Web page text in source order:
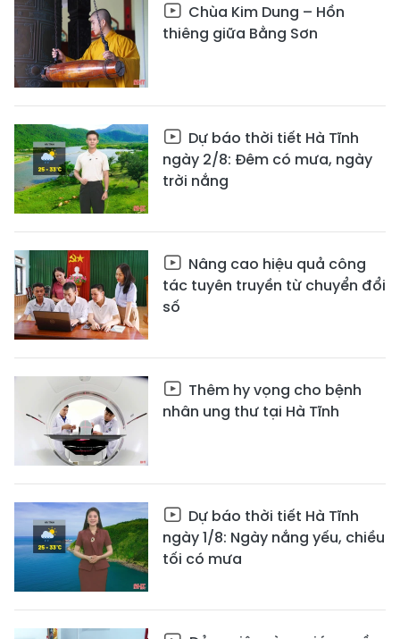
Chùa Kim Dung – Hồn
thiêng giữa Bằng Sơn
Dự báo thời tiết Hà Tĩnh
ngày 2/8: Đêm có mưa, ngày
trời nắng
Nâng cao hiệu quả công
tác tuyên truyền từ chuyển đổi
số
Thêm hy vọng cho bệnh
nhân ung thư tại Hà Tĩnh
Dự báo thời tiết Hà Tĩnh
ngày 1/8: Ngày nắng yếu, chiều
tối có mưa